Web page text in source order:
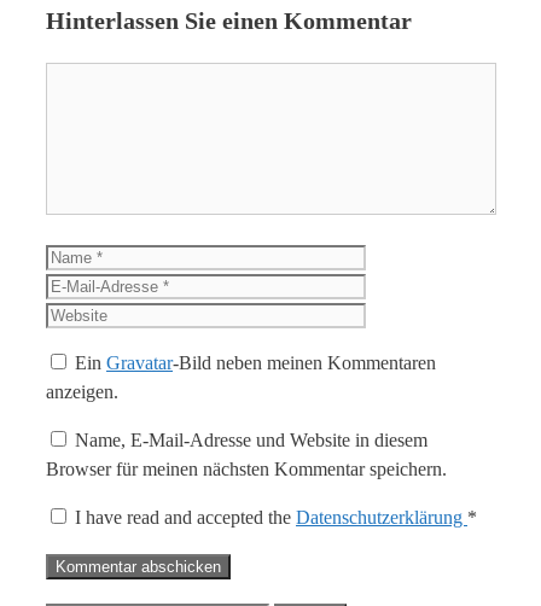
Hinterlassen Sie einen Kommentar
Name
EinGravatar-Bild neben meinen Kommentaren
anzeigen.
Name, E-Mail-Adresse und Website in diesem
Browser für meinen nächsten Kommentar speichern.
I have read and accepted the Datenschutzerklärung *